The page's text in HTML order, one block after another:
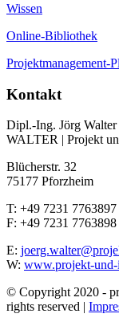
Wissen
Online-Bibliothek
Projektmanagement-
Kontakt
Dipl.-Ing. Jörg Walter
WALTER | Projekt
Blücherstr. 32
75177 Pforzheim
T: +49 7231 7763897
F: +49 7231 7763898
E:
W: www.projekt-
© Copyright 2020 -
rights reserved |